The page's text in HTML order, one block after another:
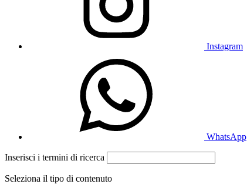
Instagram
WhatsApp
Inserisci i termini di ricerca
Seleziona il tipo di contenuto